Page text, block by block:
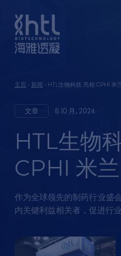
主页 - 新闻 - HTL生物科技 亮相 CPHI 米
文章 8 10 月, 2024
HTL生物
CPHI 米兰
作为全球领先的制药行业盛
内关键利益相关者，促进行